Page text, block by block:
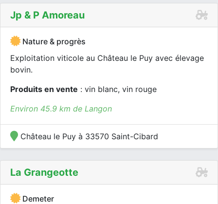
Jp & P Amoreau
Nature & progrès
Exploitation viticole au Château le Puy avec élevage
bovin.
Produits en vente : vin blanc, vin rouge
Environ 45.9 km de Langon
Château le Puy à 33570 Saint-Cibard
La Grangeotte
Demeter